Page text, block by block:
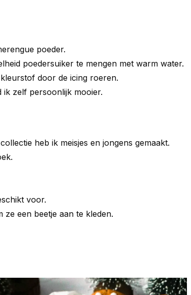
poeder.
poedersuiker te mengen met warm water.
door de icing roeren.
ik zelf persoonlijk mooier.
heb ik meisjes en jongens gemaakt.
voor.
een beetje aan te kleden.